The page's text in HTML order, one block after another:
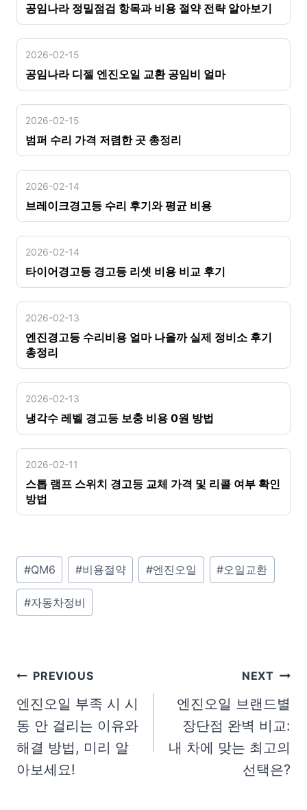
공임나라 정밀점검 항목과 비용 절약 전략 알아보기
2026-02-15
공임나라 디젤 엔진오일 교환 공임비 얼마
2026-02-15
범퍼 수리 가격 저렴한 곳 총정리
2026-02-14
브레이크경고등 수리 후기와 평균 비용
2026-02-14
타이어경고등 경고등 리셋 비용 비교 후기
2026-02-13
엔진경고등 수리비용 얼마 나올까 실제 정비소 후기
총정리
2026-02-13
냉각수 레벨 경고등 보충 비용 0원 방법
2026-02-11
스톱 램프 스위치 경고등 교체 가격 및 리콜 여부 확인
방법
P
o
a
s
:
#QM6 #비용절약 #엔진오일 #오일교환
#자동차정비
글
탐
색
PREVIOUS
엔진오일 부족 시 시
동 안 걸리는 이유와
해결 방법, 미리 알
아보세요!
NEXT
엔진오일 브랜드별
장단점 완벽 비교:
내 차에 맞는 최고의
선택은?